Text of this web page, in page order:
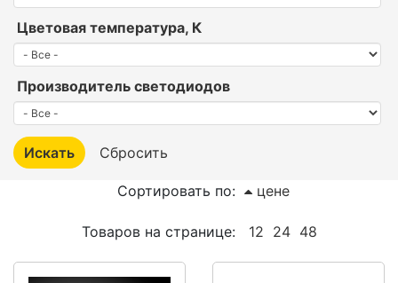
Цветовая температура, К
Производитель светодиодов
Сортировать по: цене
Товаров на странице: 12 24 48